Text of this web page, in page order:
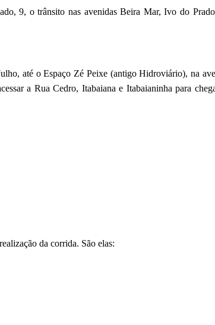
9, o trânsito nas avenidas Beira Mar, Ivo do
até o Espaço Zé Peixe (antigo Hidroviário), na
a Rua Cedro, Itabaiana e Itabaianinha para
da corrida. São elas: